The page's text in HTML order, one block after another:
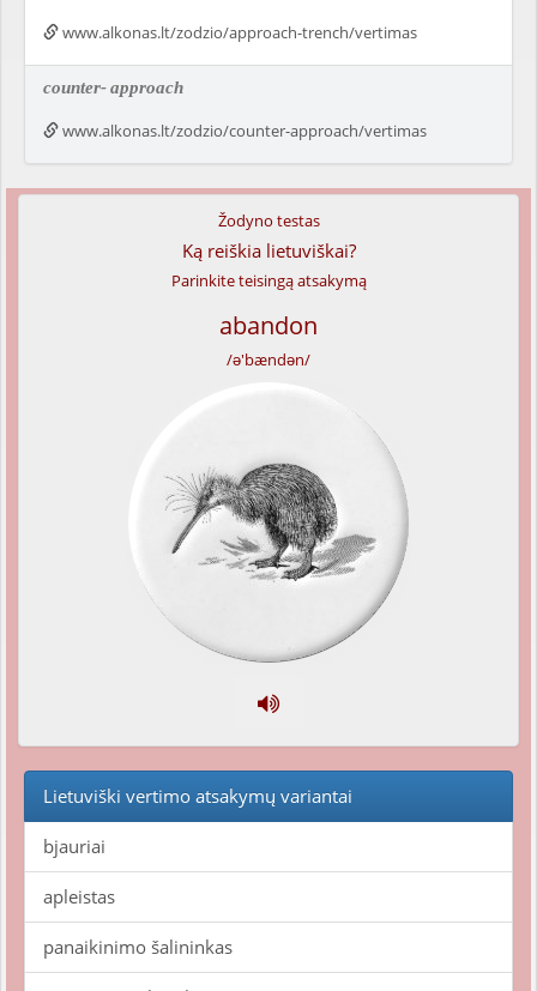
www.alkonas.lt/zodzio/approach-trench/vertimas
counter-approach
www.alkonas.lt/zodzio/counter-approach/vertimas
Žodyno testas
Ką reiškia lietuviškai?
Parinkite teisingą atsakymą
abandon
/ə'bændən/
Lietuviški vertimo atsakymų variantai
bjauriai
apleistas
panaikinimo šalininkas